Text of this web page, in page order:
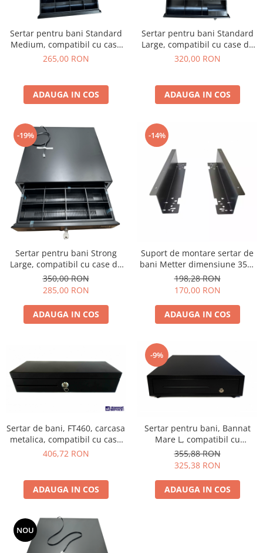
Sertar pentru bani Standard
Medium, compatibil cu case
de marcat, negru
265,00 RON
ADAUGA IN COS
Sertar pentru bani Standard
Large, compatibil cu case de
marcat, negru
320,00 RON
ADAUGA IN COS
-19%
Sertar pentru bani Strong
Large, compatibil cu case de
marcat, negru
350,00 RON
285,00 RON
ADAUGA IN COS
-14%
Suport de montare sertar de
bani Metter dimensiune 350-
410mm
198,28 RON
170,00 RON
ADAUGA IN COS
Sertar de bani, FT460, carcasa
metalica, compatibil cu case
de marcat, negru
406,72 RON
ADAUGA IN COS
-9%
Sertar pentru bani, Bannat
Mare L, compatibil cu
imprimanta fiscala, 24 V,
carcasa si schelet metalic,
negru
355,88 RON
325,38 RON
ADAUGA IN COS
NOU